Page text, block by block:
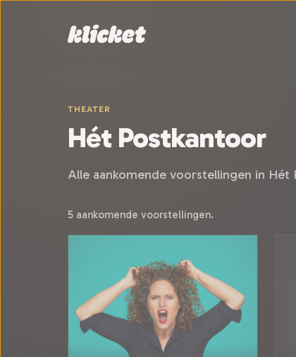
THEATER
Hét Postkantoor
Alle aankomende voorstellingen in Hét
5 aankomende voorstellingen.